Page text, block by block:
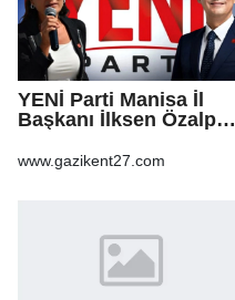
YENİ Parti Manisa İl
Başkanı İlksen Özalper
www.gazikent27.com